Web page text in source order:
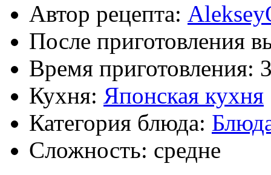
Автор рецепта:
После приготовления
Время приготовления:
Кухня: Японская кухня
Категория блюда:
Сложность: средне